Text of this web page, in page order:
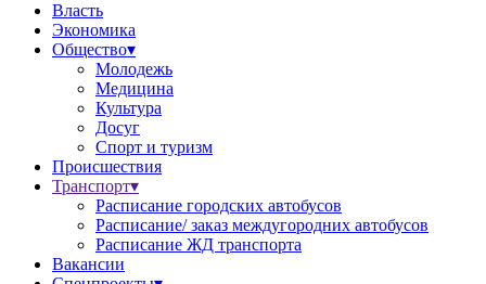
Власть
Экономика
Общество▾
Молодежь
Медицина
Культура
Досуг
Спорт и туризм
Происшествия
Транспорт▾
Расписание городских автобусов
Расписание/ заказ междугородних автобусов
Расписание ЖД транспорта
Вакансии